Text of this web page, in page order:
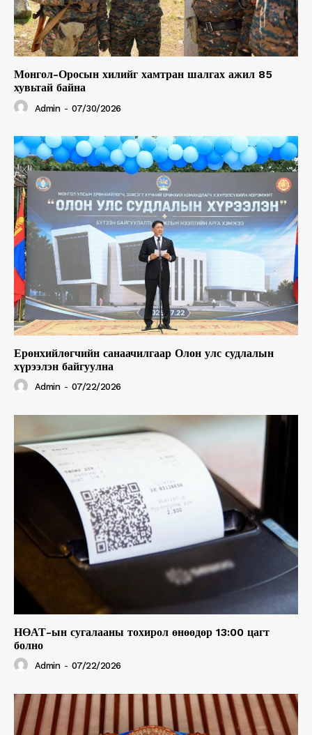
Монгол-Оросын хилийг хамтран шалгах ажил 85
хувьтай байна
Admin - 07/30/2026
Ерөнхийлөгчийн санаачилгаар Олон улс судлалын
хүрээлэн байгуулна
Admin - 07/22/2026
НӨАТ-ын сугалааны тохирол өнөөдөр 13:00 цагт
болно
Admin - 07/22/2026